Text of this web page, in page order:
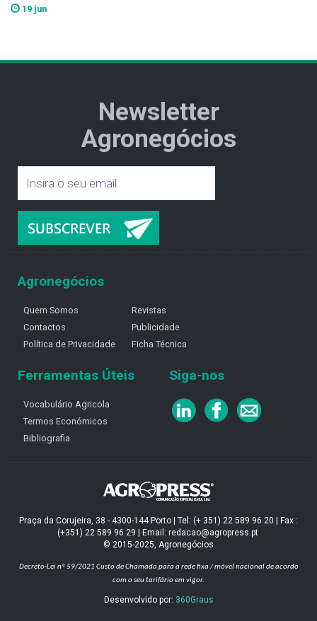
19 jun
Newsletter
Agronegócios
Agronegócios
Quem Somos
Contactos
Política de Privacidade
Revistas
Publicidade
Ficha Técnica
Ferramentas Úteis
Vocabulário Agricola
Termos Económicos
Bibliografia
Siga-nos
Praça da Corujeira, 38 - 4300-144 Porto | Tel: (+ 351) 22 589 96 20 | Fax :
(+351) 22 589 96 29 | Email: redacao@agropress.pt
© 2015-2025, Agronegócios
Decreto-Lei nº 59/2021 Custo de Chamada para a rede fixa / móvel nacional de acordo
com o seu tarifário em vigor.
Desenvolvido por: 360Graus